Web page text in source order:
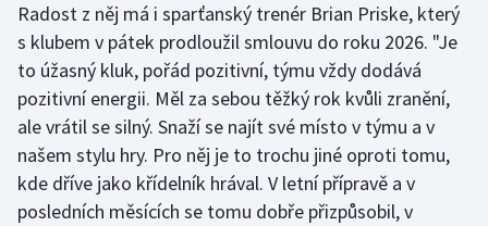
Radost z něj má i sparťanský trenér Brian Priske, který
s klubem v pátek prodloužil smlouvu do roku 2026. "Je
to úžasný kluk, pořád pozitivní, týmu vždy dodává
pozitivní energii. Měl za sebou těžký rok kvůli zranění,
ale vrátil se silný. Snaží se najít své místo v týmu a v
našem stylu hry. Pro něj je to trochu jiné oproti tomu,
kde dříve jako křídelník hrával. V letní přípravě a v
posledních měsících se tomu dobře přizpůsobil, v